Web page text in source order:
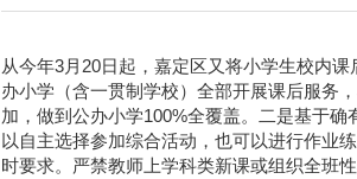
从今年3月20日起，嘉定区又将小学生校内
办小学（含一贯制学校）全部开展课后服务
加，做到公办小学100%全覆盖。二是基于
以自主选择参加综合活动，也可以进行作业
时要求。严禁教师上学科类新课或组织全班